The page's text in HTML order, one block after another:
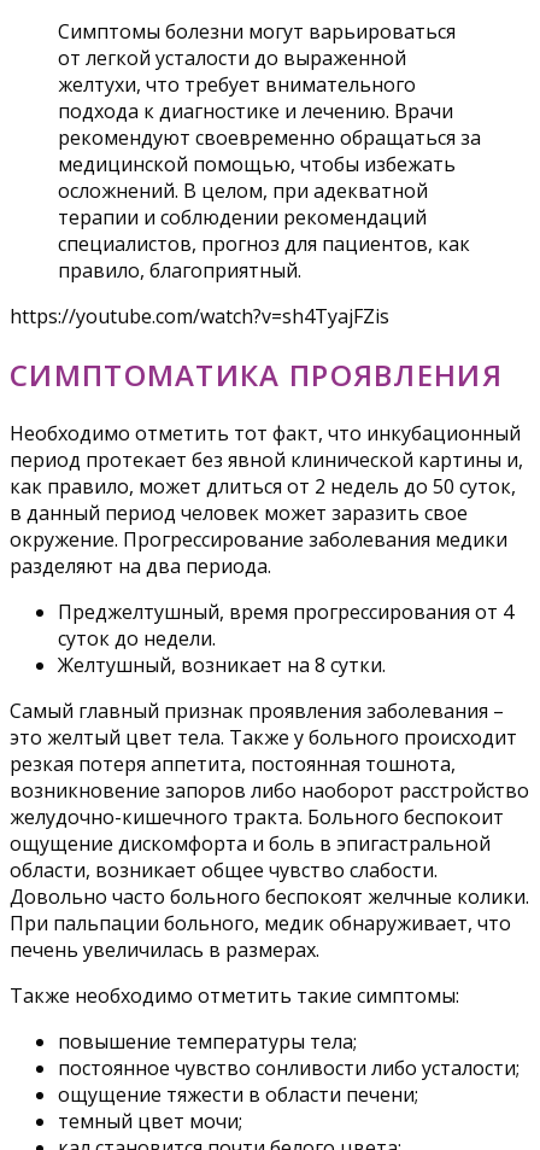
Симптомы болезни могут варьироваться
от легкой усталости до выраженной
желтухи, что требует внимательного
подхода к диагностике и лечению. Врачи
рекомендуют своевременно обращаться за
медицинской помощью, чтобы избежать
осложнений. В целом, при адекватной
терапии и соблюдении рекомендаций
специалистов, прогноз для пациентов, как
правило, благоприятный.
https://youtube.com/watch?v=sh4TyajFZis
СИМПТОМАТИКА ПРОЯВЛЕНИЯ
Необходимо отметить тот факт, что инкубационный
период протекает без явной клинической картины и,
как правило, может длиться от 2 недель до 50 суток,
в данный период человек может заразить свое
окружение. Прогрессирование заболевания медики
разделяют на два периода.
Преджелтушный, время прогрессирования от 4
суток до недели.
Желтушный, возникает на 8 сутки.
Самый главный признак проявления заболевания –
это желтый цвет тела. Также у больного происходит
резкая потеря аппетита, постоянная тошнота,
возникновение запоров либо наоборот расстройство
желудочно-кишечного тракта. Больного беспокоит
ощущение дискомфорта и боль в эпигастральной
области, возникает общее чувство слабости.
Довольно часто больного беспокоят желчные колики.
При пальпации больного, медик обнаруживает, что
печень увеличилась в размерах.
Также необходимо отметить такие симптомы:
повышение температуры тела;
постоянное чувство сонливости либо усталости;
ощущение тяжести в области печени;
темный цвет мочи;